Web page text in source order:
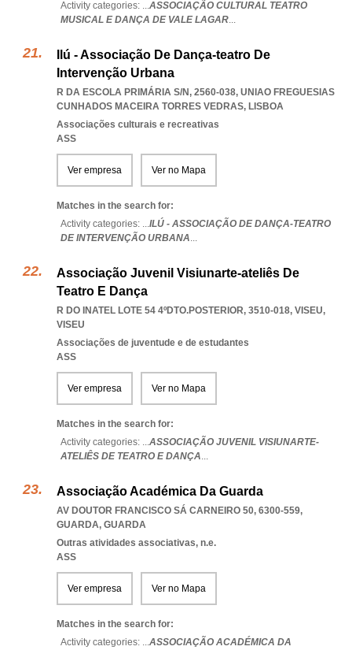
Activity categories: ...ASSOCIAÇÃO CULTURAL TEATRO
MUSICAL E DANÇA DE VALE LAGAR...
Ilú - Associação De Dança-teatro De
Intervenção Urbana
R DA ESCOLA PRIMÁRIA S/N, 2560-038, UNIAO FREGUESIAS
CUNHADOS MACEIRA TORRES VEDRAS, LISBOA
Associações culturais e recreativas
ASS
Ver empresa Ver no Mapa
Matches in the search for:
Activity categories: ...ILÚ - ASSOCIAÇÃO DE DANÇA-TEATRO
DE INTERVENÇÃO URBANA...
Associação Juvenil Visiunarte-ateliês De
Teatro E Dança
R DO INATEL LOTE 54 4ºDTO.POSTERIOR, 3510-018, VISEU,
VISEU
Associações de juventude e de estudantes
ASS
Ver empresa Ver no Mapa
Matches in the search for:
Activity categories: ...ASSOCIAÇÃO JUVENIL VISIUNARTE-
ATELIÊS DE TEATRO E DANÇA...
Associação Académica Da Guarda
AV DOUTOR FRANCISCO SÁ CARNEIRO 50, 6300-559,
GUARDA, GUARDA
Outras atividades associativas, n.e.
ASS
Ver empresa Ver no Mapa
Matches in the search for:
Activity categories: ...ASSOCIAÇÃO ACADÉMICA DA